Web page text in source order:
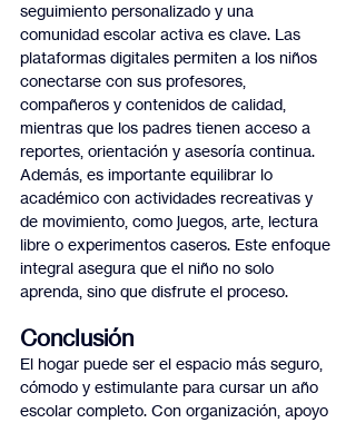
seguimiento personalizado y una
comunidad escolar activa es clave. Las
plataformas digitales permiten a los niños
conectarse con sus profesores,
compañeros y contenidos de calidad,
mientras que los padres tienen acceso a
reportes, orientación y asesoría continua.
Además, es importante equilibrar lo
académico con actividades recreativas y
de movimiento, como juegos, arte, lectura
libre o experimentos caseros. Este enfoque
integral asegura que el niño no solo
aprenda, sino que disfrute el proceso.
Conclusión
El hogar puede ser el espacio más seguro,
cómodo y estimulante para cursar un año
escolar completo. Con organización, apoyo